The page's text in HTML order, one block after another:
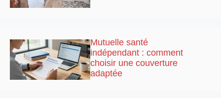
Mutuelle santé
indépendant : comment
choisir une couverture
adaptée